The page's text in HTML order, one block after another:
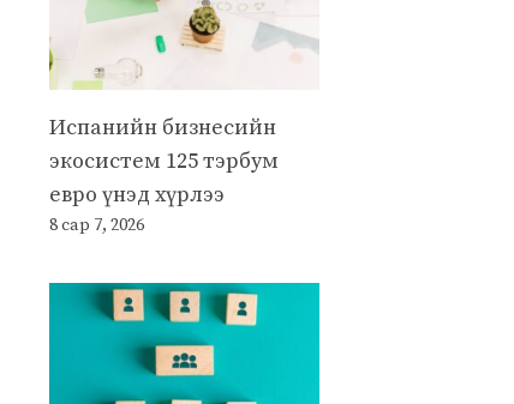
Испанийн бизнесийн
экосистем 125 тэрбум
евро үнэд хүрлээ
8 сар 7, 2026